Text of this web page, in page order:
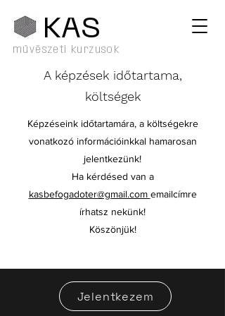
művészeti kurzusok
KAS
A képzések időtartama,
költségek
​Képzéseink időtartamára, a költségekre
vonatkozó információinkkal hamarosan
jelentkezünk!
Ha kérdésed van a
kasbefogadoter@gmail.com emailcímre
írhatsz nekünk!
Köszönjük!
Jelentkezem